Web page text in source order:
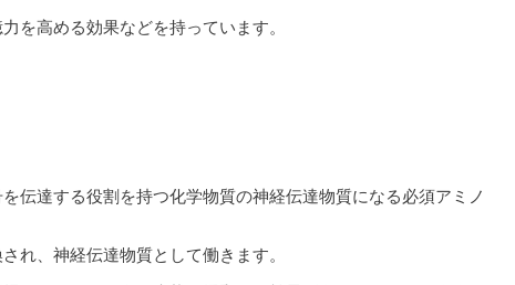
を高める効果などを持っています。
伝達する役割を持つ化学物質の神経伝達物質になる必須アミノ
れ、神経伝達物質として働きます。